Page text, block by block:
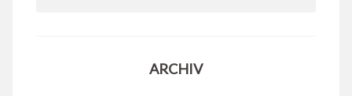
ARCHIV